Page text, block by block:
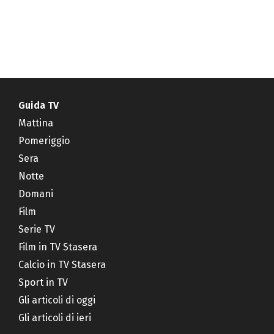
Guida TV
Mattina
Pomeriggio
Sera
Notte
Domani
Film
Serie TV
Film in TV Stasera
Calcio in TV Stasera
Sport in TV
Gli articoli di oggi
Gli articoli di ieri